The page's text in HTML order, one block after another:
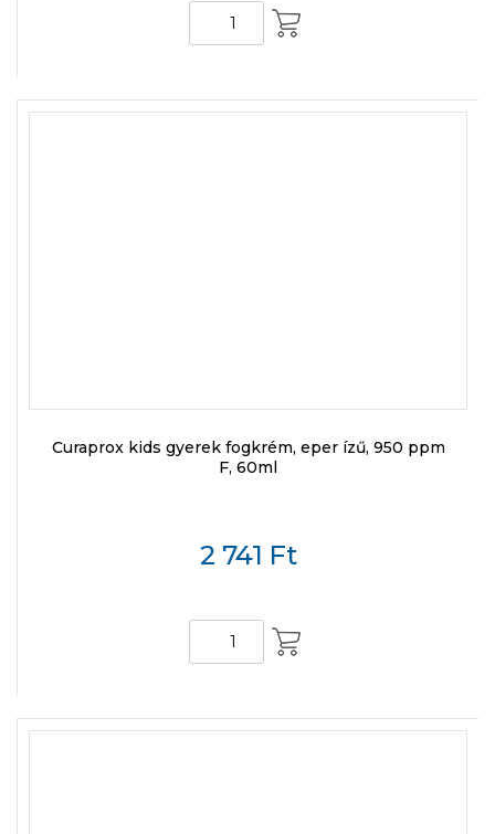
Curaprox kids gyerek fogkrém, eper ízű, 950 ppm
F, 60ml
2 741 Ft